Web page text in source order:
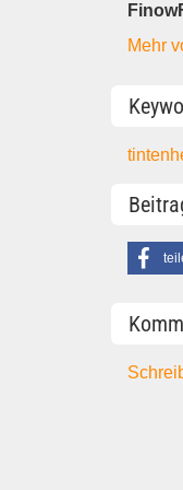
Mehr